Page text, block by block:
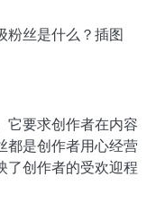
它要求创作者在内容
都是创作者用心经营
了创作者的受欢迎程